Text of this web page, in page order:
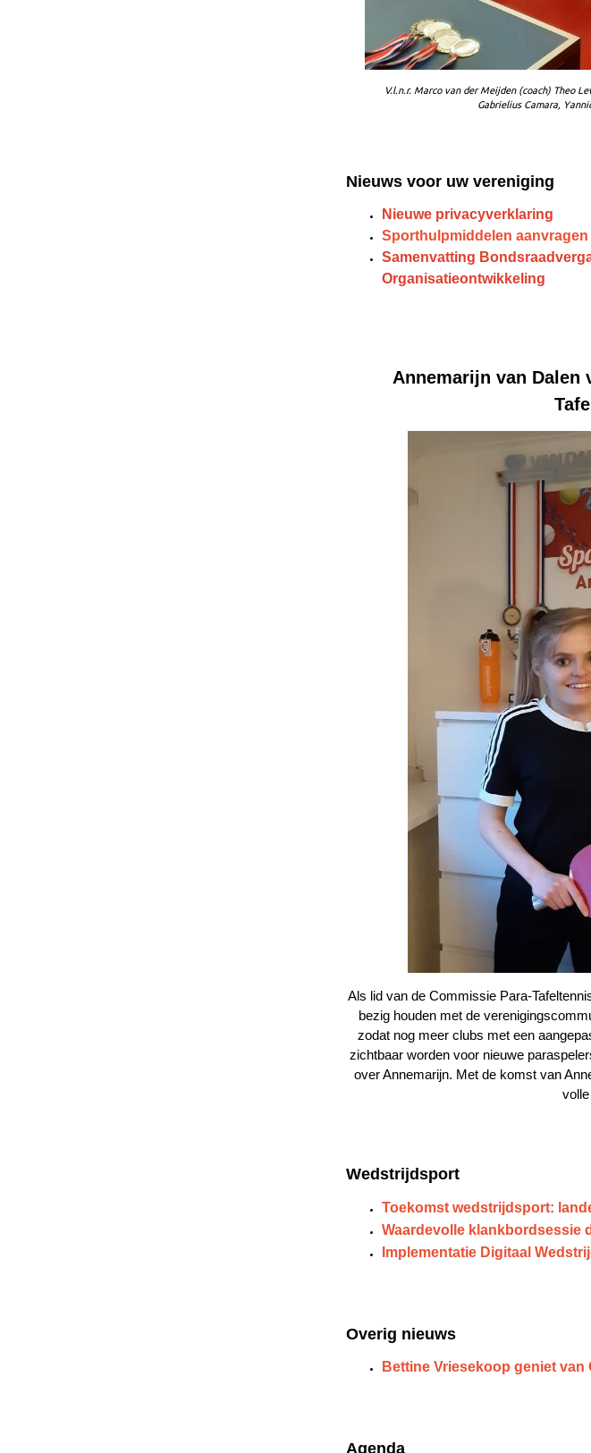
V.l.n.r. Marco van der Meijden (coach) Theo
Gabrielius Camara,
Nieuws voor uw vereniging
Nieuwe privacyverklaring
Sporthulpmiddelen
Samenvatting
Organisatieontwikkeling
Annemarijn van Dalen
Als lid van de Commissie Para-
bezig houden met de
zodat nog meer clubs met een
zichtbaar worden voor nieuwe
over Annemarijn. Met de komst van
Wedstrijdsport
Toekomst wedstrijdsport:
Waardevolle klankbordsessie
Implementatie Digitaal
Overig nieuws
Bettine Vriesekoop geniet van
Agenda